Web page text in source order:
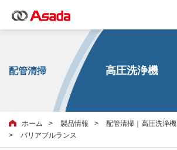
配管清掃 高圧洗浄機
ホーム 製品情報
配管清掃｜高圧洗浄機
バリアブルランス